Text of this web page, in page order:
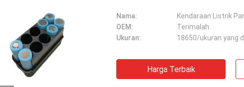
Nama:
Kendaraan Listrik
OEM:
Terimalah.
Ukuran:
18650/ukuran yang
Harga Terbaik